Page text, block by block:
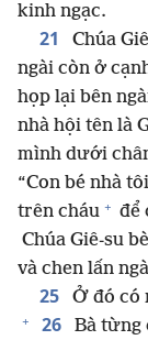
kinh ngạc.
21
Chúa
ngài còn ở
họp lại bên
nhà hội tên là
mình dưới
“Con bé nhà
trên cháu + để
Chúa Giê-su
và chen lấn
25 Ở đó có
+ 26
Bà từng